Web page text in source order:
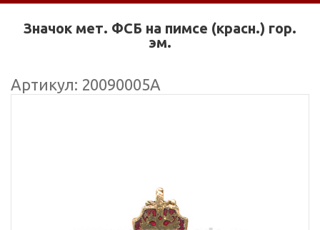
Значок мет. ФСБ на пимсе (красн.) гор.
эм.
Артикул: 20090005А